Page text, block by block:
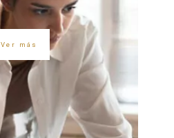
Ver más